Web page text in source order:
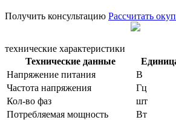
Получить консультацию Рассчитать
технические характеристики
Технические данные
Напряжение питания
В
Частота напряжения
Гц
Кол-во фаз
шт
Потребляемая мощность
Вт